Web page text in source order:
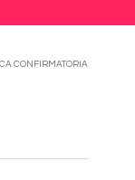
CONFIRMATORIA